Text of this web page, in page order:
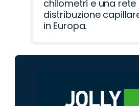
chilometri e una rete
distribuzione
in Europa.